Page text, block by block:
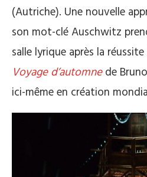
(Autriche). Une nouvelle
son mot-clé Auschwitz
salle lyrique après la
Voyage d’automnede
ici-même en création